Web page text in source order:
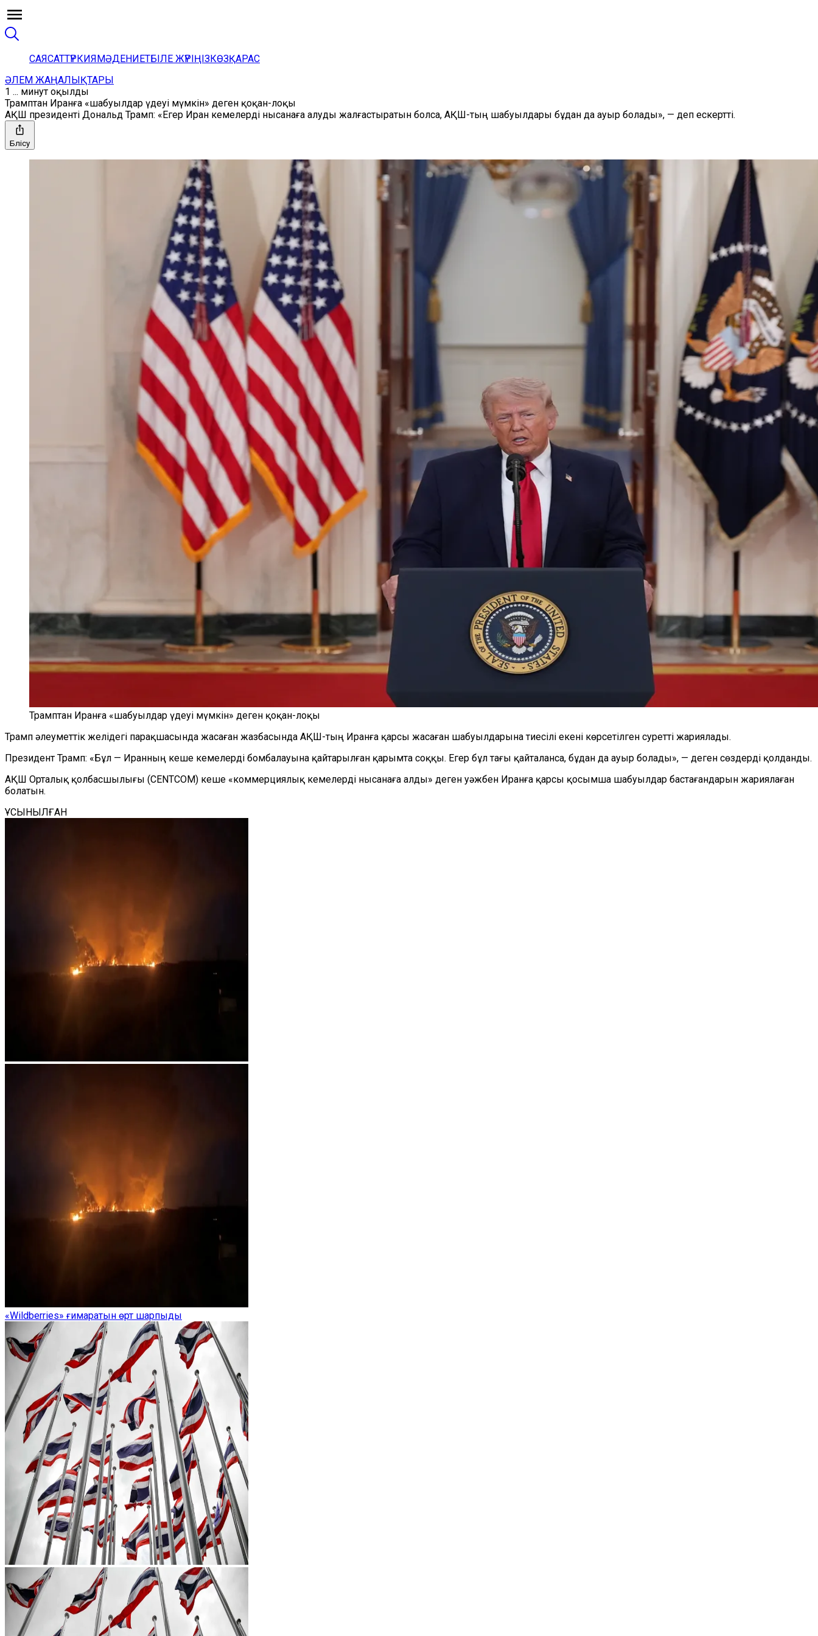
САЯСАТТҮРКИЯМӘДЕНИЕТБІЛЕ ЖҮРІҢІЗКӨЗҚАРАС
ӘЛЕМ ЖАҢАЛЫҚТАРЫ
1 ... минут оқылды
Трамптан Иранға «шабуылдар үдеуі мүмкін» деген қоқан-лоқы
АҚШ президенті Дональд Трамп: «Егер Иран кемелерді нысанаға алуды жалғастыратын болса, АҚШ-тың шабуылдары бұдан да ауыр болады», — деп ескертті.
Бөлісу
Трамптан Иранға «шабуылдар үдеуі мүмкін» деген қоқан-лоқы
Трамп әлеуметтік желідегі парақшасында жасаған жазбасында АҚШ-тың Иранға қарсы жасаған шабуылдарына тиесілі екені көрсетілген суретті жариялады.
Президент Трамп: «Бұл — Иранның кеше кемелерді бомбалауына қайтарылған қарымта соққы. Егер бұл тағы қайталанса, бұдан да ауыр болады», — деген сөздерді қолданды.
АҚШ Орталық қолбасшылығы (CENTCOM) кеше «коммерциялық кемелерді нысанаға алды» деген уәжбен Иранға қарсы қосымша шабуылдар бастағандарын жариялаған
болатын.
ҰСЫНЫЛҒАН
«Wildberries» ғимаратын өрт шарпыды